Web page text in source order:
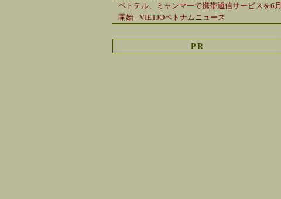
ベトテル、ミャンマーで携帯通信サービスを6月
開始 - VIETJOベトナムニュース
PR